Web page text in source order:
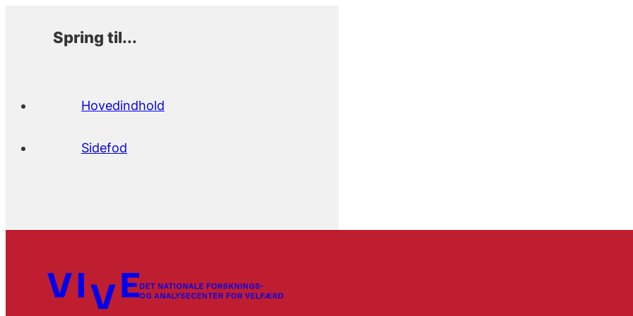
Spring til...
Hovedindhold
Sidefod